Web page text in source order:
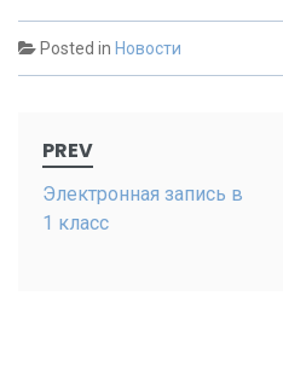
Posted in Новости
navigation
PREV
Электронная запись в
1 класс